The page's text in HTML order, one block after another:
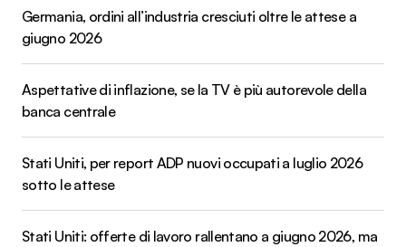
Germania, ordini all’industria cresciuti oltre le attese a
giugno 2026
Aspettative di inflazione, se la TV è più autorevole della
banca centrale
Stati Uniti, per report ADP nuovi occupati a luglio 2026
sotto le attese
Stati Uniti: offerte di lavoro rallentano a giugno 2026, ma